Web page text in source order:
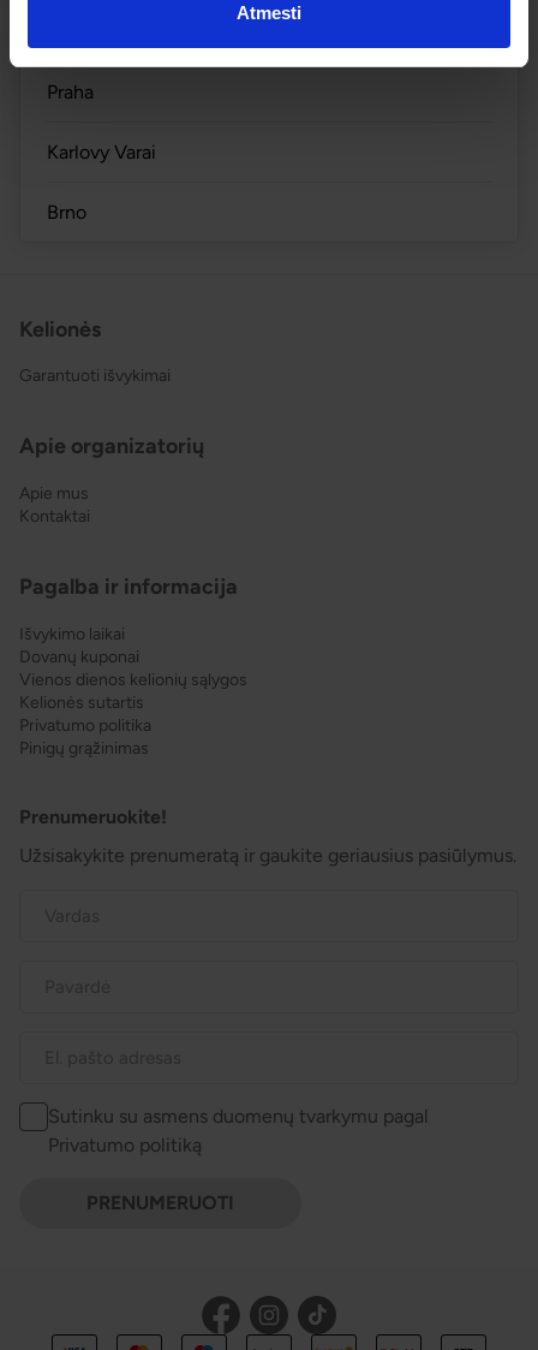
Atmesti
Praha
Karlovy Varai
Brno
Kelionės
Garantuoti išvykimai
Apie organizatorių
Apie mus
Kontaktai
Pagalba ir informacija
Išvykimo laikai
Dovanų kuponai
Vienos dienos kelionių sąlygos
Kelionės sutartis
Privatumo politika
Pinigų grąžinimas
Prenumeruokite!
Užsisakykite prenumeratą ir gaukite geriausius pasiūlymus.
Sutinku su asmens duomenų tvarkymu pagal
Privatumo politiką
PRENUMERUOTI